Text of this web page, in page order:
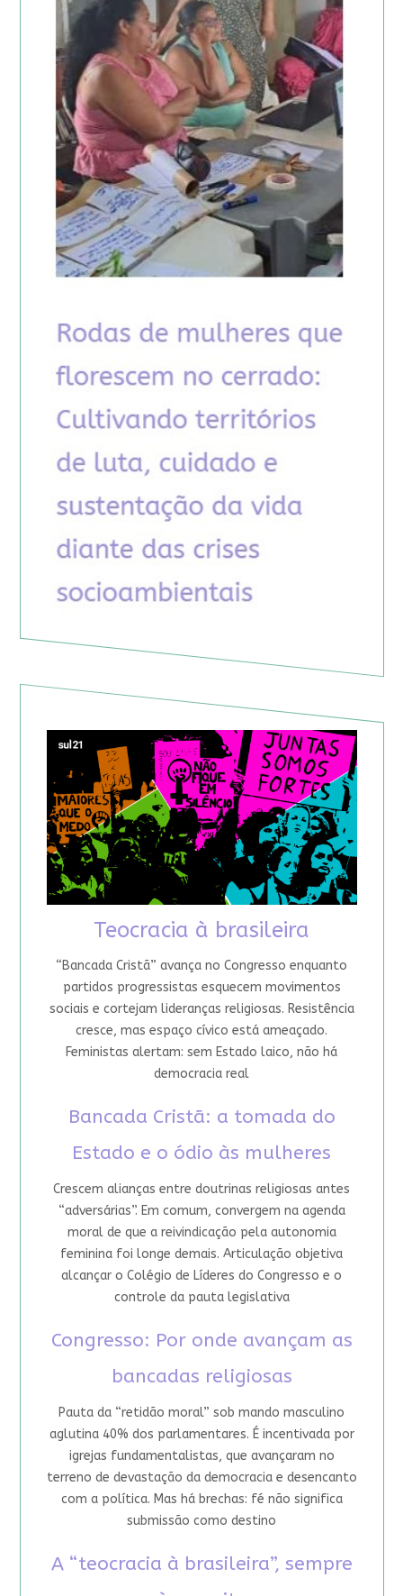
Teocracia à brasileira
“Bancada Cristã” avança no Congresso enquanto
partidos progressistas esquecem movimentos
sociais e cortejam lideranças religiosas. Resistência
cresce, mas espaço cívico está ameaçado.
Feministas alertam: sem Estado laico, não há
democracia real
Bancada Cristã: a tomada do
Estado e o ódio às mulheres
Crescem alianças entre doutrinas religiosas antes
“adversárias”. Em comum, convergem na agenda
moral de que a reivindicação pela autonomia
feminina foi longe demais. Articulação objetiva
alcançar o Colégio de Líderes do Congresso e o
controle da pauta legislativa
Congresso: Por onde avançam as
bancadas religiosas
Pauta da “retidão moral” sob mando masculino
aglutina 40% dos parlamentares. É incentivada por
igrejas fundamentalistas, que avançaram no
terreno de devastação da democracia e desencanto
com a política. Mas há brechas: fé não significa
submissão como destino
A “teocracia à brasileira”, sempre